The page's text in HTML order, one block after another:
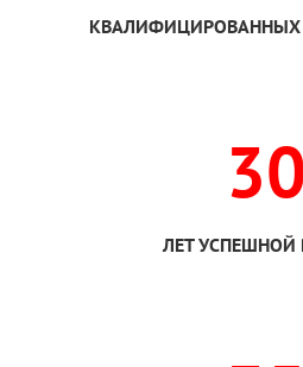
КВАЛИФИЦИРОВАННЫХ
30
ЛЕТ УСПЕШНОЙ